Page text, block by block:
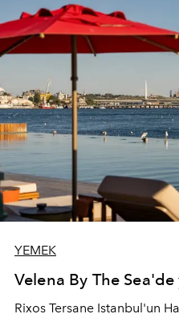
YEMEK
Velena By The Sea'de
Rixos Tersane Istanbul'un